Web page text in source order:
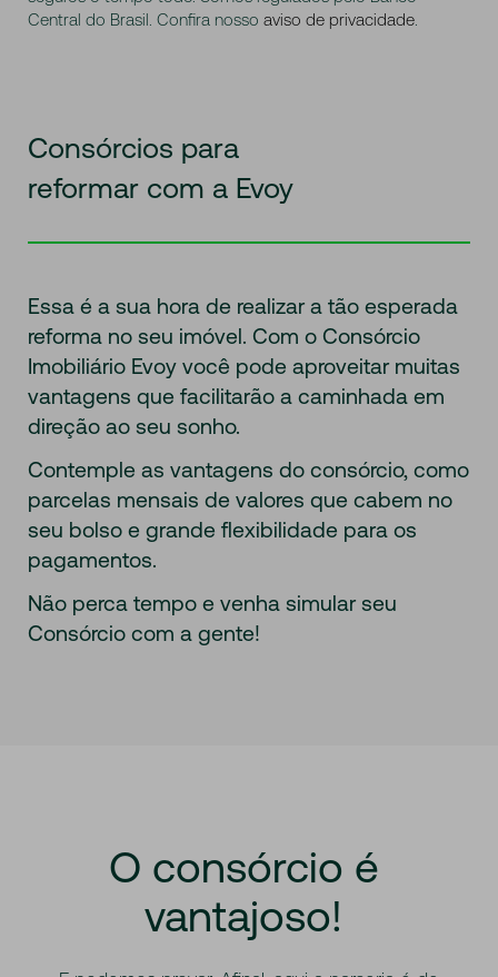
Central do Brasil. Confira nosso aviso de privacidade.
Consórcios para
reformar com a Evoy
Essa é a sua hora de realizar a tão esperada
reforma no seu imóvel. Com o Consórcio
Imobiliário Evoy você pode aproveitar muitas
vantagens que facilitarão a caminhada em
direção ao seu sonho.
Contemple as vantagens do consórcio, como
parcelas mensais de valores que cabem no
seu bolso e grande flexibilidade para os
pagamentos.
Não perca tempo e venha simular seu
Consórcio com a gente!
O consórcio é
vantajoso!